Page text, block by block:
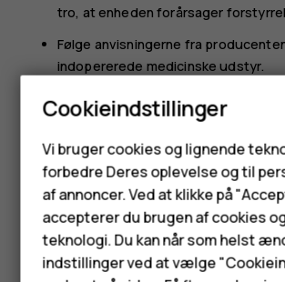
Smartphones
Feature-
Tilbehør
HMD Terra M
tro, at enheden forårsager
Følge anvisningerne fra
indopererede medicinske udstyr.
Kontakt din læge, hvis du har nogen
vedrørende brug af den trådløse enhed i
indopereret medicinsk udstyr.
Cookieindstillinger
Vi bruger cookies og lignende
forbedre Deres oplevelse og til
af annoncer. Ved at klikke på
accepterer du brugen af cookies
teknologi. Du kan når som helst
indstillinger ved at vælge